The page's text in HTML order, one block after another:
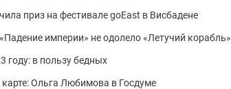
приз на фестивале goEast в Висбадене
империи» не одолело «Летучий корабль»
году: в пользу бедных
Ольга Любимова в Госдуме